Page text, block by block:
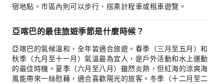
宿地點。市區內則可以步行、搭乘計程車或租車遊覽。
亞喀巴的最佳旅遊季節是什麼時候？
亞喀巴的氣候溫和，全年皆適合旅遊。春季（三月至五月）和
秋季（九月至十一月）氣溫最為宜人，是戶外活動和水上運動
的最佳時機。夏季（六月至八月）雖然炎熱，但紅海的涼爽海
風能帶來一絲慰藉，適合喜歡陽光的旅客。冬季（十二月至二